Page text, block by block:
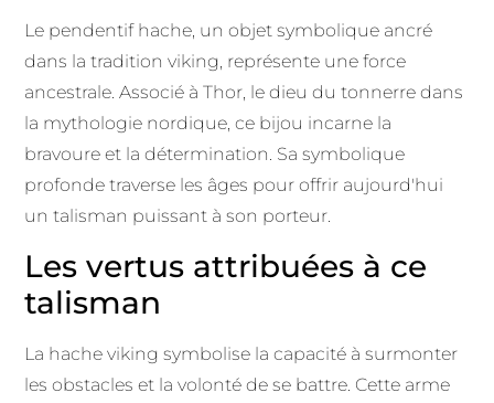
Le pendentif hache, un objet symbolique ancré
dans la tradition viking, représente une force
ancestrale. Associé à Thor, le dieu du tonnerre dans
la mythologie nordique, ce bijou incarne la
bravoure et la détermination. Sa symbolique
profonde traverse les âges pour offrir aujourd'hui
un talisman puissant à son porteur.
Les vertus attribuées à ce
talisman
La hache viking symbolise la capacité à surmonter
les obstacles et la volonté de se battre. Cette arme